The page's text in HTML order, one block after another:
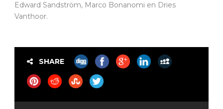
Edward Sandström, Marco Bonanomi en Dries
Vanthoor.
SHARE